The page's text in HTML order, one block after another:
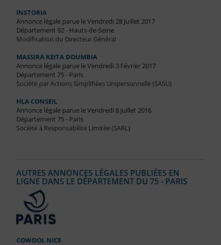
INSTORIA
Annonce légale parue le Vendredi 28 Juillet 2017
Département 92 - Hauts-de-Seine
Modification du Directeur Général
MASSIRA KEITA DOUMBIA
Annonce légale parue le Vendredi 3 Février 2017
Département 75 - Paris
Société par Actions Simplifiées Unipersonnelle (SASU)
HLA CONSEIL
Annonce légale parue le Vendredi 8 Juillet 2016
Département 75 - Paris
Société à Responsabilité Limitée (SARL)
AUTRES ANNONCES LÉGALES PUBLIÉES EN
LIGNE DANS LE DÉPARTEMENT DU 75 - PARIS
COWOOL NICE